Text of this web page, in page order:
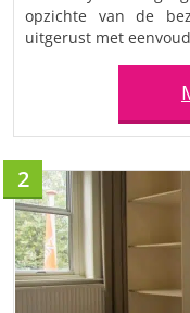
opzichte van de
uitgerust met
2